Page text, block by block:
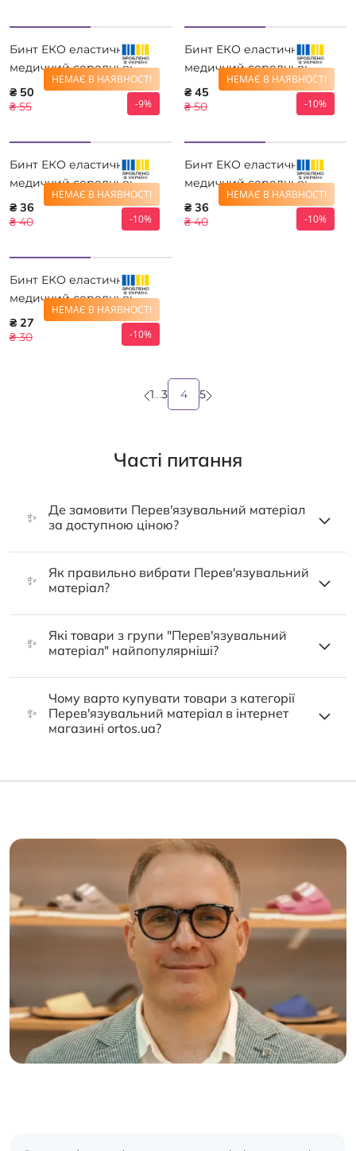
НЕМАЄ В НАЯВНОСТІ
-9%
Бинт ЕКО еластичний
медичний середньої
розтяжності 10 см *2 м
₴ 50
₴ 55
НЕМАЄ В НАЯВНОСТІ
-10%
Бинт ЕКО еластичний
медичний середньої
розтяжності 8 см * 2,5 м
₴ 45
₴ 50
НЕМАЄ В НАЯВНОСТІ
-10%
Бинт ЕКО еластичний
медичний середньої
розтяжності 10 см *1,5 м
₴ 36
₴ 40
НЕМАЄ В НАЯВНОСТІ
-10%
Бинт ЕКО еластичний
медичний середньої
розтяжності 8 см * 2 м
₴ 36
₴ 40
НЕМАЄ В НАЯВНОСТІ
-10%
Бинт ЕКО еластичний
медичний середньої
розтяжності 8 см * 1,5 м
₴ 27
₴ 30
1...3 4 5
Часті питання
✨
Де замовити Перев'язувальний матеріал
за доступною ціною?
✨
Як правильно вибрати Перев'язувальний
матеріал?
✨
Які товари з групи "Перев'язувальний
матеріал" найпопулярніші?
✨
Чому варто купувати товари з категорії
Перев'язувальний матеріал в інтернет
магазині ortos.ua?